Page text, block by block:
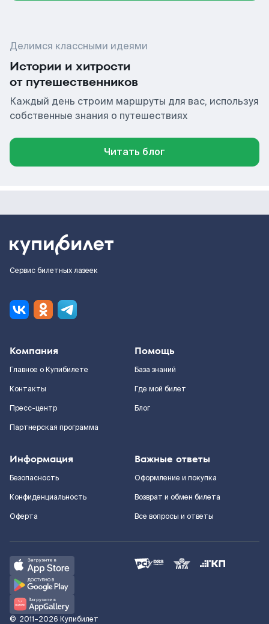
Делимся классными идеями
Истории и хитрости
от путешественников
Каждый день строим маршруты для вас, используя
собственные знания о путешествиях
Читать блог
Сервис билетных лазеек
Компания
Главное о Купибилете
Контакты
Пресс-центр
Партнерская программа
Помощь
База знаний
Где мой билет
Блог
Информация
Безопасность
Конфиденциальность
Оферта
Важные ответы
Оформление и покупка
Возврат и обмен билета
Все вопросы и ответы
© 2011–2026 Купибилет